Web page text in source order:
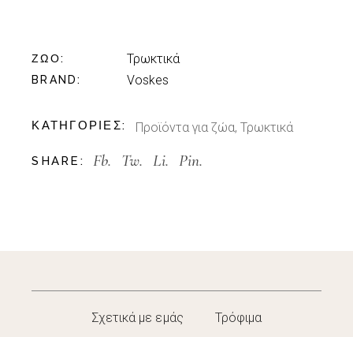
ΖΏΟ Τρωκτικά
BRAND Voskes
ΚΑΤΗΓΟΡΊΕΣ: Προϊόντα για ζώα,Τρωκτικά
SHARE: Fb. Tw. Li. Pin.
Σχετικά με εμάς
Τρόφιμα